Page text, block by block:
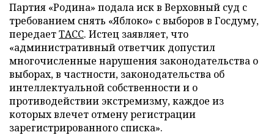
Партия «Родина» подала иск в Верховный суд с
требованием снять «Яблоко» с выборов в Госдуму,
передаетТАСС. Истец заявляет, что
«административный ответчик допустил
многочисленные нарушения законодательства о
выборах, в частности, законодательства об
интеллектуальной собственности и о
противодействии экстремизму, каждое из
которых влечет отмену регистрации
зарегистрированного списка».